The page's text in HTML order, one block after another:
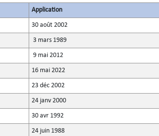
Application
30 août 2002
3 mars 1989
9 mai 2012
16 mai 2022
23 déc 2002
24 janv 2000
30 avr 1992
24 juin 1988